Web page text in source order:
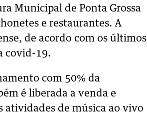
Municipal de Ponta Grossa
e restaurantes. A
de acordo com os últimos
covid-19.
com 50% da
é liberada a venda e
atividades de música ao vivo